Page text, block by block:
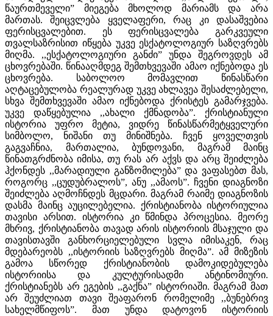
წაურთმეველი” მიეგება მხოლოდ მარიამს და არა
მართას. შეიცვლება ყველაფერი, რაც კი დასაშვებია
ფერისცვალებით. ეს ფერისცვალება გარკვეული
თვალსაზრისით იწყება უკვე ესქატოლოგიურ საზღვრებს
მიღმა. ,,ესქატოლოგიური განძი” უნდა შეგროვდეს ამ
ცხოვრებაში. წინააღმდეგ შემთხვევაში ამაო იქნებოდა ეს
ცხოვრება. საბოლოო მომავლით წინასწარი
აღტაცებულობა რეალურად უკვე ახლავეა შესაძლებელი,
სხვა შემთხვევაში ამაო იქნებოდა ქრისტეს გამარჯვება.
უკვე დაწყებულია ,,ახალი ქმნადობა”. ქრისტიანული
ისტორია უფრო მეტია, ვიდრე წინასწარმეტყველური
სიმბოლო, ნიშანი თუ მინიშნება. ჩვენ ყოველთვის
გაგვაჩნია, მართალია, ბუნდოვანი, მაგრამ მაინც
წინათგრძნობა იმისა, თუ რას არ აქვს და არც შეიძლება
ჰქონდეს ,,მარადიული განზომილება” და ვაფასებთ მას,
როგორც ,,ცუდუბრალოს”, ანუ ,,ამაოს”. ჩვენი დიაგნოზი
შეიძლება აღმოჩნდეს მცდარი. მაგრამ რაიმე დიაგნოზის
დასმა მაინც აუცილებელია. ქრისტიანობა ისტორიულია
თავისი არსით. ისტორია კი წმინდა პროცესია. მეორე
მხრივ, ქრისტიანობა თავად არის ისტორიის მსაჯული და
თავისთავში განხორციელებული სვლა იმისაკენ, რაც
მდებარეობს ,,ისტორიის საზღვრებს მიღმა”. ამ მიზეზის
გამოა სწორედ ქრისტიანობის დამოკიდებულება
ისტორიისა და კულტურისადმი ანტინომიური.
ქრისტიანებს არ ეგების ,,გაქნა” ისტორიაში. მაგრამ მათ
არ შეუძლიათ თავი შეაფარონ რომელიმე ,,ბუნებრივ
სახელმწიფოს”. მათ უნდა დატოვონ ისტორიის